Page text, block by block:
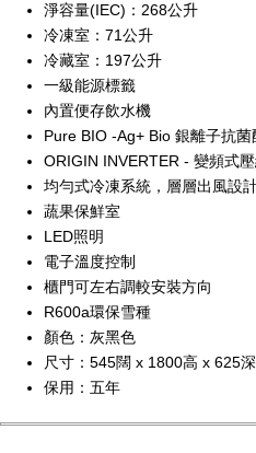
淨容量(IEC)：268公升
冷凍室：71公升
冷藏室：197公升
一級能源標籤
內置便存飲水機
Pure BIO -Ag+ Bio 銀離子抗
ORIGIN INVERTER - 變頻式
均勻式冷凍系統，層層出風設
蔬果保鮮室
LED照明
電子溫度控制
櫃門可左右調較安裝方向
R600a環保雪種
顏色：灰黑色
尺寸：545闊 x 1800高 x 625
保用：五年